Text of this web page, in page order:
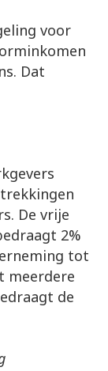
voor
Dat
De vrije
2%
tot
meerdere
de